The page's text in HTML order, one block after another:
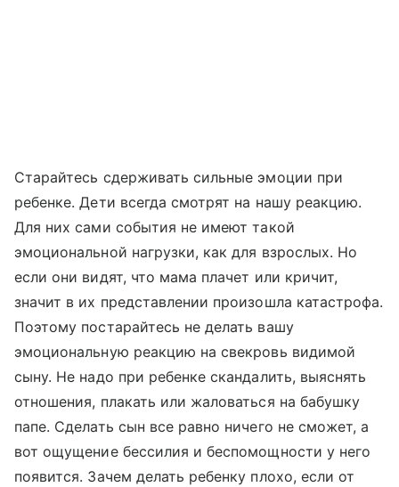
Старайтесь сдерживать сильные эмоции при
ребенке. Дети всегда смотрят на нашу реакцию.
Для них сами события не имеют такой
эмоциональной нагрузки, как для взрослых. Но
если они видят, что мама плачет или кричит,
значит в их представлении произошла катастрофа.
Поэтому постарайтесь не делать вашу
эмоциональную реакцию на свекровь видимой
сыну. Не надо при ребенке скандалить, выяснять
отношения, плакать или жаловаться на бабушку
папе. Сделать сын все равно ничего не сможет, а
вот ощущение бессилия и беспомощности у него
появится. Зачем делать ребенку плохо, если от